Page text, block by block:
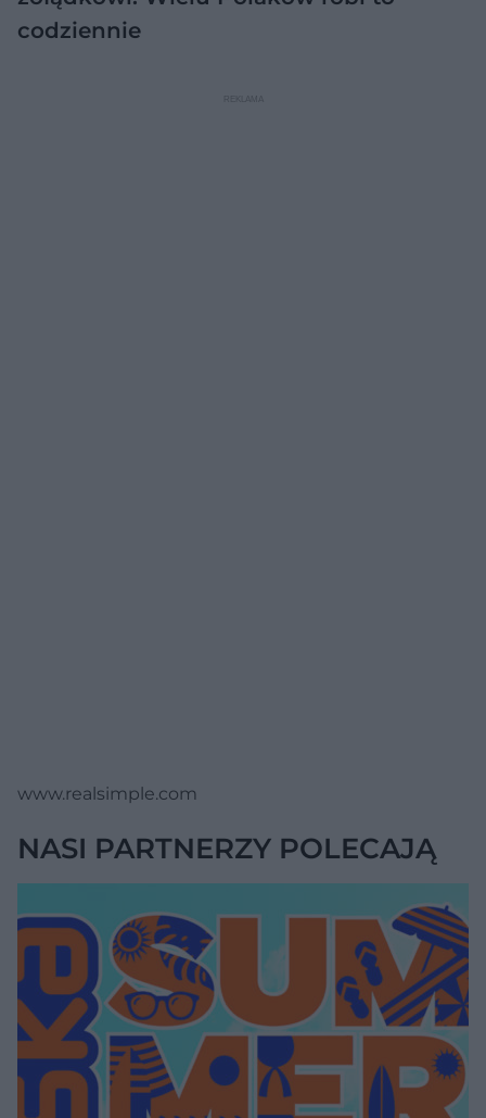
codziennie
www.realsimple.com
NASI PARTNERZY POLECAJĄ